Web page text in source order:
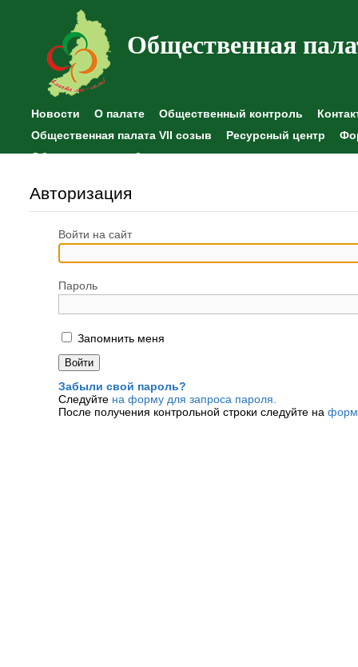
Общественная
Новости О палате Общественный контроль
Общественная палата VII созыв
Ресурсный центр
Общественные наблюдения
Авторизация
Войти на сайт
Пароль
Запомнить меня
Забыли свой пароль?
Следуйте на форму для запроса пароля.
После получения контрольной строки следуйте на